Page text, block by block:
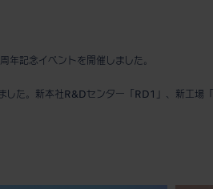
記念イベントを開催しました。
た。新本社R&Dセンター「RD1」、新工場